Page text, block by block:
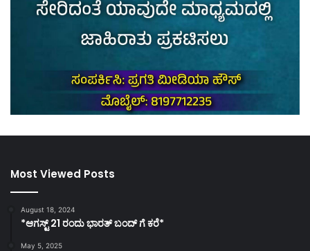
Most Viewed Posts
August 18, 2024
*ಆಗಸ್ಟ್ 21 ರಂದು ಭಾರತ್‌ ಬಂದ್‌ ಗೆ ಕರೆ*
May 5, 2025